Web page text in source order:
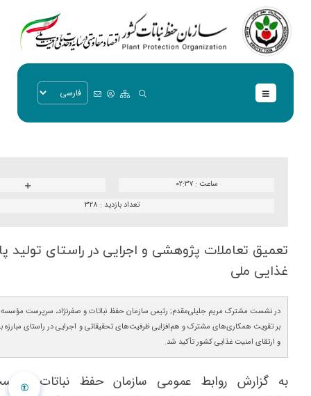
ساعت :۰۲:۳۷
تعداد بازدید : 328
تعمیق تعاملات پژوهشی و اجرایی در راستای تولید
غذایی ملی
در نشست مشترک مریم جلیلی‌مقدم; رئیس سازمان حفظ نباتات و صفرنژاد، سرپرست
بر تقویت همکاری‌های مشترک و هم‌افزایی ظرفیت‌های تحقیقاتی و اجرایی در راستای مبارزه
و ارتقای امنیت غذایی کشور تأکید شد.
به گزارش روابط عمومی سازمان حفظ نباتات،